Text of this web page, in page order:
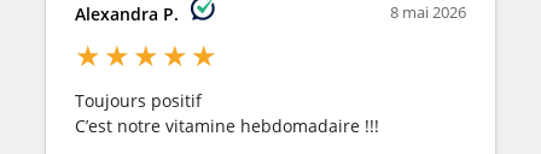
Alexandra P. 8 mai 2026
★★★★★
Toujours positif
C’est notre vitamine hebdomadaire !!!